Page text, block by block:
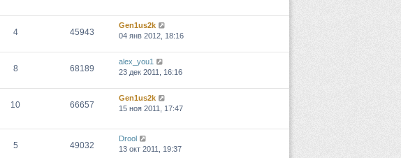
4 45943
Gen1us2k
04 янв 2012, 18:16
8 68189
alex_you1
23 дек 2011, 16:16
10 66657
Gen1us2k
15 ноя 2011, 17:47
5 49032
Drool
13 окт 2011, 19:37